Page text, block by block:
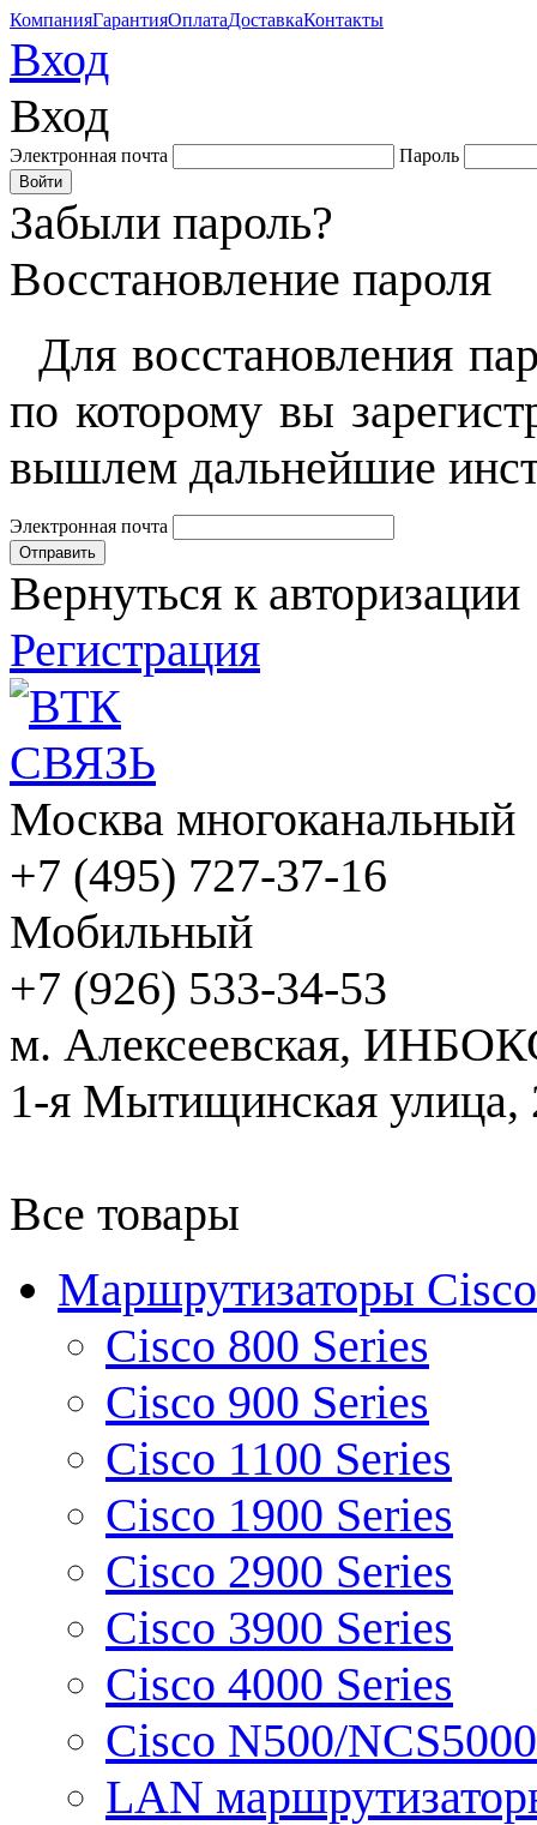
КомпанияГарантияОплатаДоставкаКонтакты
Вход
Вход
Электронная почта Пароль
Забыли пароль?
Восстановление пароля
Для восстановления
по которому вы
вышлем дальнейшие
Электронная почта
Вернуться к авторизации
Регистрация
Москва многоканальный
+7 (495) 727-37-16
Мобильный
+7 (926) 533-34-53
м. Алексеевская,
1-я Мытищинская улица,
Все товары
Маршрутизаторы Cisco
Cisco 800 Series
Cisco 900 Series
Cisco 1100 Series
Cisco 1900 Series
Cisco 2900 Series
Cisco 3900 Series
Cisco 4000 Series
Cisco N500/
LAN